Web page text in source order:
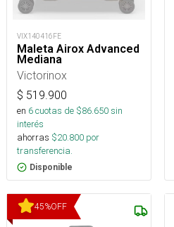
VIX140416FE
Maleta Airox Advanced
Mediana
Victorinox
$ 519.900
en 6cuotas de $86.650sin
interés
ahorras $20.800 por
transferencia.
Disponible
45%OFF